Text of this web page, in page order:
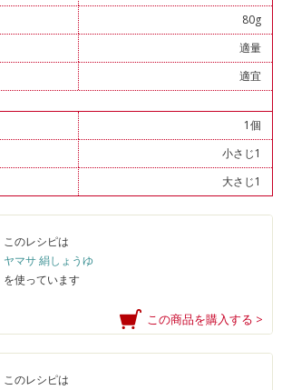
80g
適量
適宜
1個
小さじ1
大さじ1
このレシピは
ヤマサ 絹しょうゆ
を使っています
この商品を購入する >
このレシピは